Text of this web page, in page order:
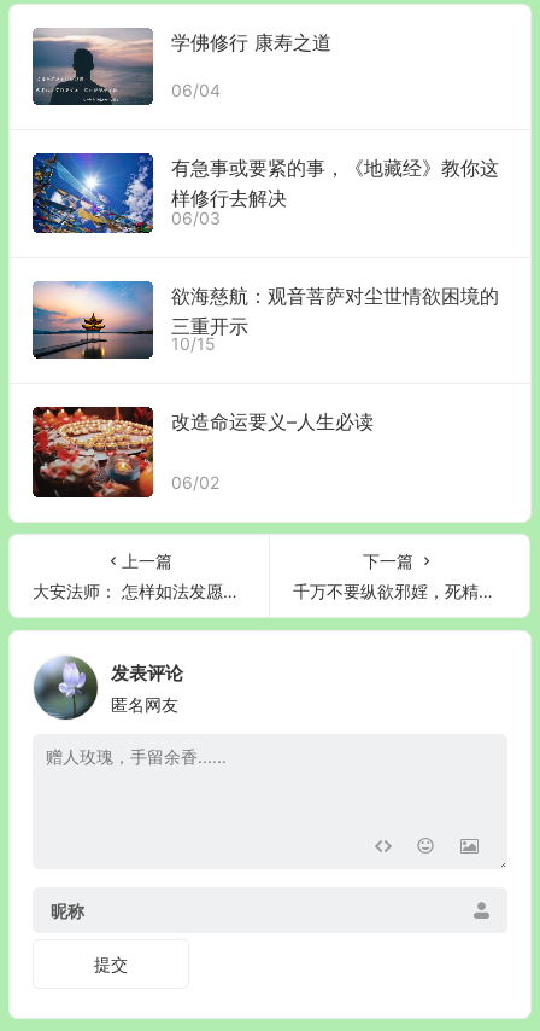
学佛修行 康寿之道
06/04
有急事或要紧的事，《地藏经》教你这
样修行去解决
06/03
欲海慈航：观音菩萨对尘世情欲困境的
三重开示
10/15
改造命运要义–人生必读
06/02
上一篇
大安法师： 怎样如法发愿才能与阿弥陀佛相应？
下一篇
千万不要纵欲邪婬，死精症太可怕了
发表评论
匿名网友
昵称